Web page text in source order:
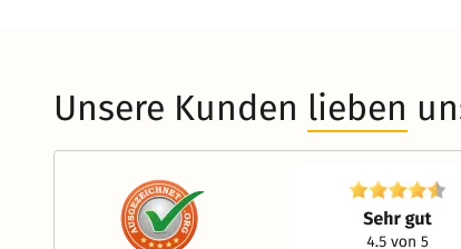
Unsere Kunden lieben